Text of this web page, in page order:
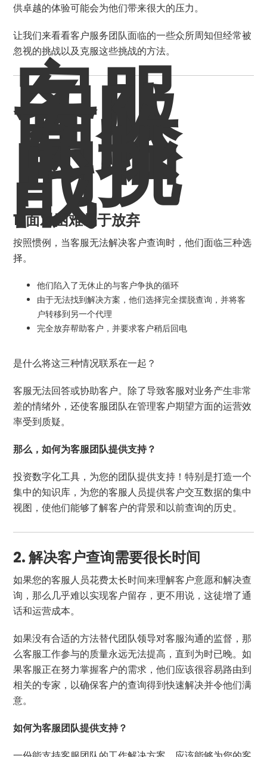
供卓越的体验可能会为他们带来很大的压力。
让我们来看看客户服务团队面临的一些众所周知但经常被
忽视的挑战以及克服这些挑战的方法。
客服
团队
面临
的挑
战
1. 面对困难易于放弃
按照惯例，当客服无法解决客户查询时，他们面临三种选
择。
他们陷入了无休止的与客户争执的循环
由于无法找到解决方案，他们选择完全摆脱查询，并将客
户转移到另一个代理
完全放弃帮助客户，并要求客户稍后回电
是什么将这三种情况联系在一起？
客服无法回答或协助客户。除了导致客服对业务产生非常
差的情绪外，还使客服团队在管理客户期望方面的运营效
率受到质疑。
那么，如何为客服团队提供支持？
投资数字化工具，为您的团队提供支持！特别是打造一个
集中的知识库，为您的客服人员提供客户交互数据的集中
视图，使他们能够了解客户的背景和以前查询的历史。
2. 解决客户查询需要很长时间
如果您的客服人员花费太长时间来理解客户意愿和解决查
询，那么几乎难以实现客户留存，更不用说，这徒增了通
话和运营成本。
如果没有合适的方法替代团队领导对客服沟通的监督，那
么客服工作参与的质量永远无法提高，直到为时已晚。如
果客服正在努力掌握客户的需求，他们应该很容易路由到
相关的专家，以确保客户的查询得到快速解决并令他们满
意。
如何为客服团队提供支持？